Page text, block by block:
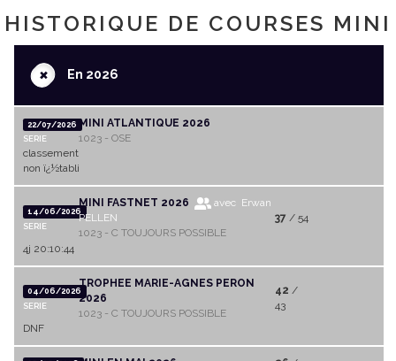
HISTORIQUE DE COURSES MINI
+En 2026
22/07/2026
SERIE
MINI ATLANTIQUE 2026
1023 - OSE
classement
non ï¿½tabli
14/06/2026
SERIE
MINI FASTNET 2026
avec Erwan
PELLEN
1023 - C TOUJOURS POSSIBLE
37 / 54
4j 20:10:44
04/06/2026
SERIE
TROPHEE MARIE-AGNES PERON
2026
1023 - C TOUJOURS POSSIBLE
42 /
43
DNF